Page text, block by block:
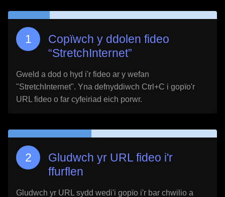
Copïwch y ddolen fideo
“StretchInternet”
Gweld a dod o hyd i'r fideo ar y wefan
"StretchInternet". Yna defnyddiwch Ctrl+C i gopïo'r
URL fideo o far cyfeiriad eich porwr.
Gludwch yr URL fideo i'r
ffurflen
Gludwch yr URL sydd wedi'i gopïo i'r bar chwilio a